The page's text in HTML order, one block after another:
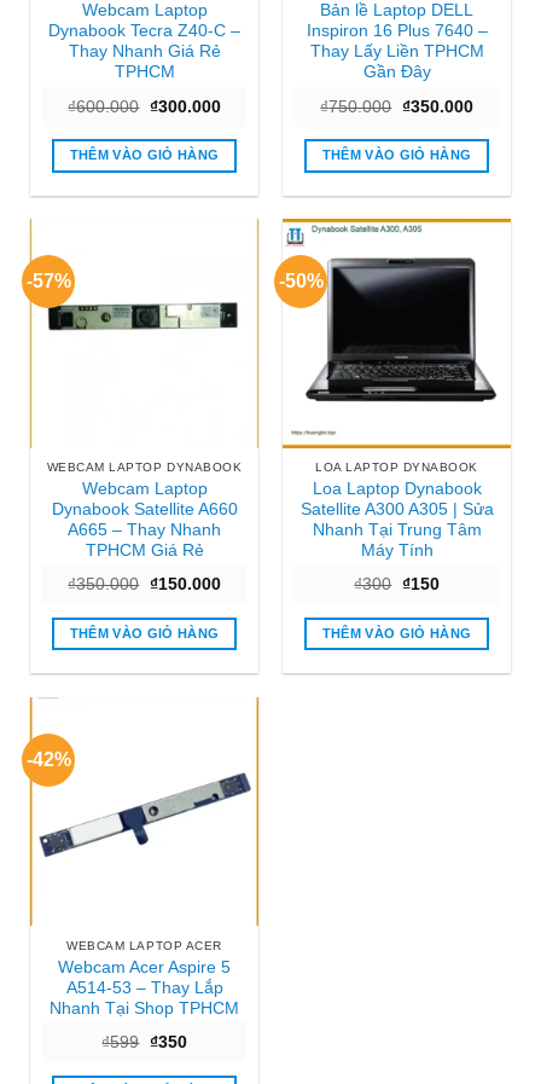
Webcam Laptop
Dynabook Tecra Z40-C –
Thay Nhanh Giá Rẻ
TPHCM
₫600.000 Giá
là:
₫600.000.
₫300.000Giá
tại
₫300.000.
THÊM VÀO GIỎ HÀNG
Bản lề Laptop DELL
Inspiron 16 Plus 7640 –
Thay Lấy Liền TPHCM
Gần Đây
₫750.000 Giá
là:
₫750.000.
₫350.000Giá
tại
THÊM VÀO GIỎ HÀNG
-57%
WEBCAM LAPTOP DYNABOOK
Webcam Laptop
Dynabook Satellite A660
A665 – Thay Nhanh
TPHCM Giá Rẻ
₫350.000 Giá
là:
₫350.000.
₫150.000Giá
tại
₫150.000.
THÊM VÀO GIỎ HÀNG
-50%
LOA LAPTOP DYNABOOK
Loa Laptop Dynabook
Satellite A300 A305 | Sửa
Nhanh Tại Trung Tâm
Máy Tính
₫300 Giá
là:
₫300.
₫150Giá
tại
là:
₫150.
THÊM VÀO GIỎ HÀNG
-42%
WEBCAM LAPTOP ACER
Webcam Acer Aspire 5
A514-53 – Thay Lắp
Nhanh Tại Shop TPHCM
₫599 Giá
là:
₫350Giá
tại